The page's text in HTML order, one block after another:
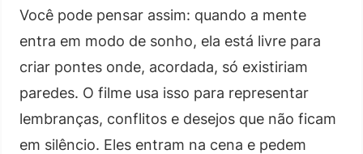
Você pode pensar assim: quando a mente
entra em modo de sonho, ela está livre para
criar pontes onde, acordada, só existiriam
paredes. O filme usa isso para representar
lembranças, conflitos e desejos que não ficam
em silêncio. Eles entram na cena e pedem